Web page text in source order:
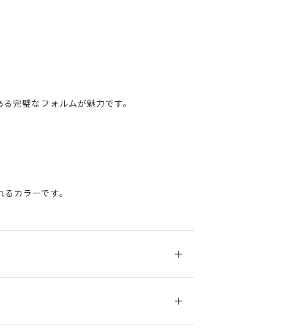
完璧なフォルムが魅力です。
カラーです。